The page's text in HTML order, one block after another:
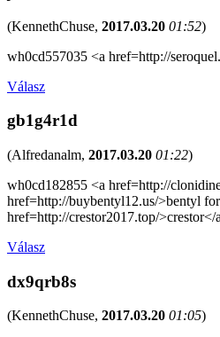
(KennethChuse, 2017.03.20 01:52)
wh0cd557035 <a href=http://
Válasz
gb1g4r1d
(Alfredanalm, 2017.03.20 01:22)
wh0cd182855 <a href=http://
href=http://buybentyl12.us/>bentyl
href=http://crestor2017.top/>crestor</
Válasz
dx9qrb8s
(KennethChuse, 2017.03.20 01:05)